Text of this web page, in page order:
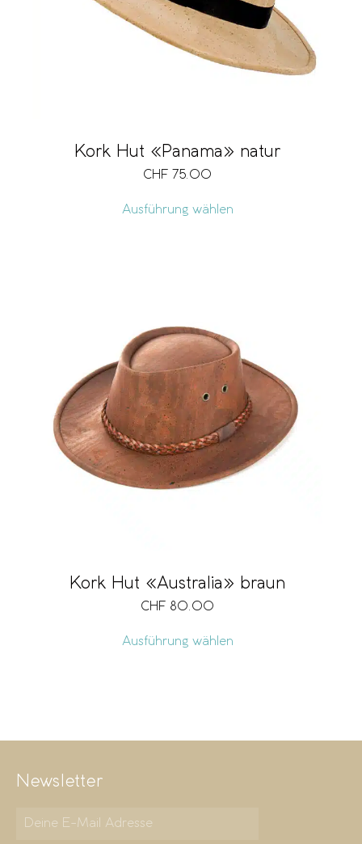
Kork Hut «Panama» natur
CHF 75.00
Ausführung wählen
Kork Hut «Australia» braun
CHF 80.00
Ausführung wählen
Newsletter